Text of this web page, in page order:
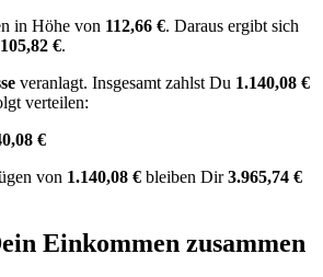
in Höhe von 112,66 €. Daraus ergibt sich
€.
veranlagt. Insgesamt zahlst Du 1.140,08 €
verteilen:
€
von 1.140,08 € bleiben Dir3.965,74 €
Einkommen zusammen